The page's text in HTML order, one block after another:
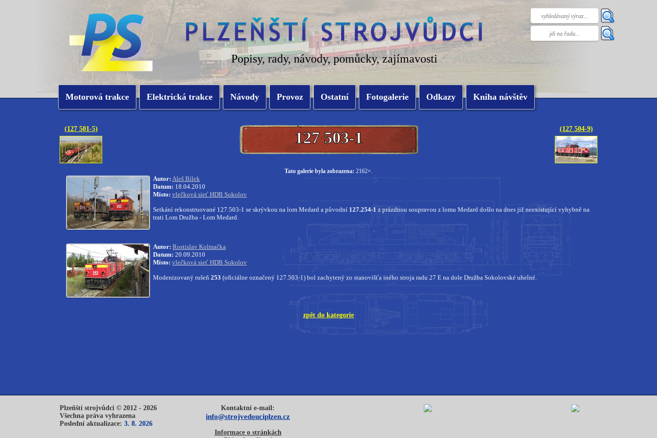
Popisy, rady, návody, pomůcky, zajímavosti
Motorová trakce Elektrická trakce Návody Provoz Ostatní Fotogalerie Odkazy Kniha návštěv
(127 501-5) (127 504-9)
127 503-1
Tato galerie byla zobrazena: 2162×.
Autor: Aleš Bílek
Datum: 18.04.2010
Místo: vlečková sieť HDB Sokolov
Setkání rekonstruované 127.503-1 se skrývkou na lom Medard a původní 127.254-1 z prázdnou soupravou z lomu Medard došlo na dnes již neexistující vyhybně na
trati Lom Družba - Lom Medard.
Autor: Rostislav Kolmačka
Datum: 20.09.2010
Místo: vlečková sieť HDB Sokolov
Modenizovaný rušeň 253 (oficiálne označený 127.503-1) bol zachytený zo stanovišťa iného stroja radu 27 E na dole Družba Sokolovské uhelné.
zpět do kategorie
Plzeňští strojvůdci © 2012 - 2026
Všechna práva vyhrazena
Poslední aktualizace: 3. 8. 2026
Kontaktní e-mail:
info@strojvedouciplzen.cz
Informace o stránkách